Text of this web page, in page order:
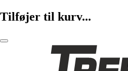
Tilføjer til kurv...